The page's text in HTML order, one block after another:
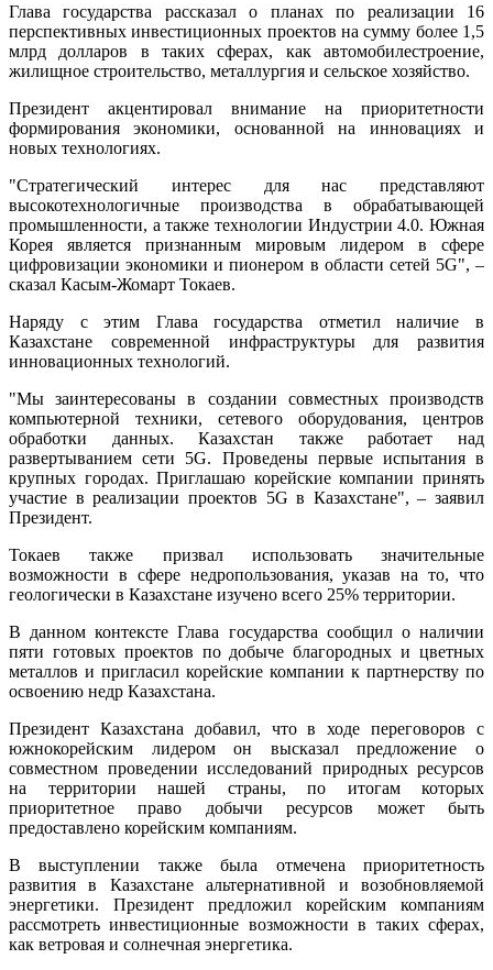
Глава государства рассказал о планах по реализации 16
перспективных инвестиционных проектов на сумму более 1,5
млрд долларов в таких сферах, как автомобилестроение,
жилищное строительство, металлургия и сельское хозяйство.
Президент акцентировал внимание на приоритетности
формирования экономики, основанной на инновациях и
новых технологиях.
"Стратегический интерес для нас представляют
высокотехнологичные производства в обрабатывающей
промышленности, а также технологии Индустрии 4.0. Южная
Корея является признанным мировым лидером в сфере
цифровизации экономики и пионером в области сетей 5G", –
сказал Касым-Жомарт Токаев.
Наряду с этим Глава государства отметил наличие в
Казахстане современной инфраструктуры для развития
инновационных технологий.
"Мы заинтересованы в создании совместных производств
компьютерной техники, сетевого оборудования, центров
обработки данных. Казахстан также работает над
развертыванием сети 5G. Проведены первые испытания в
крупных городах. Приглашаю корейские компании принять
участие в реализации проектов 5G в Казахстане", – заявил
Президент.
Токаев также призвал использовать значительные
возможности в сфере недропользования, указав на то, что
геологически в Казахстане изучено всего 25% территории.
В данном контексте Глава государства сообщил о наличии
пяти готовых проектов по добыче благородных и цветных
металлов и пригласил корейские компании к партнерству по
освоению недр Казахстана.
Президент Казахстана добавил, что в ходе переговоров с
южнокорейским лидером он высказал предложение о
совместном проведении исследований природных ресурсов
на территории нашей страны, по итогам которых
приоритетное право добычи ресурсов может быть
предоставлено корейским компаниям.
В выступлении также была отмечена приоритетность
развития в Казахстане альтернативной и возобновляемой
энергетики. Президент предложил корейским компаниям
рассмотреть инвестиционные возможности в таких сферах,
как ветровая и солнечная энергетика.